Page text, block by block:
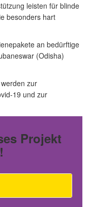
leisten für blinde
besonders hart
an bedürftige
(Odisha)
zur
19 und zur
Projekt